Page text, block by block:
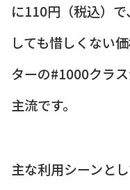
に110円（税込）
しても惜しくない
ターの#1000クラ
主流です。
主な利用シーンと